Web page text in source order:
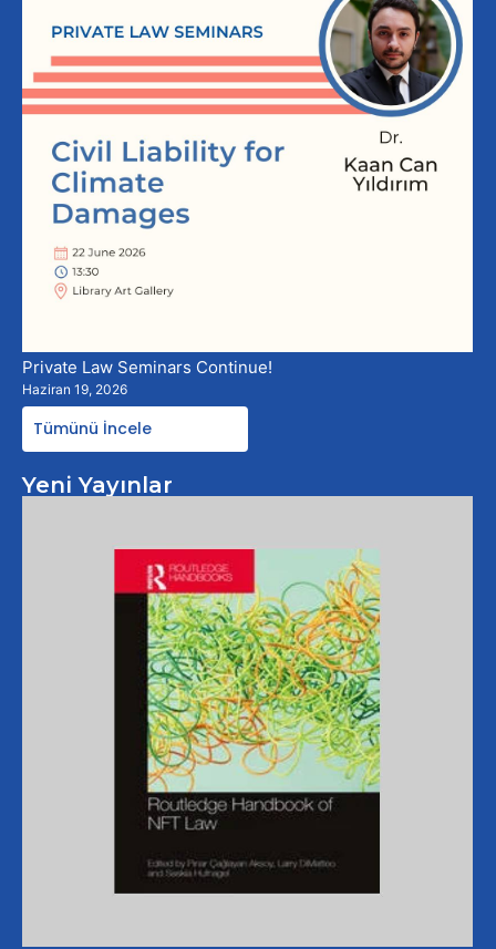
Private Law Seminars Continue!
Haziran 19, 2026
Tümünü İncele
Yeni Yayınlar